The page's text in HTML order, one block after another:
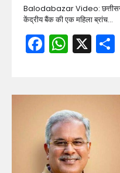
Balodabazar Video: छत्तीसगढ़
केंद्रीय बैंक की एक महिला ब्रांच…
Facebook
X